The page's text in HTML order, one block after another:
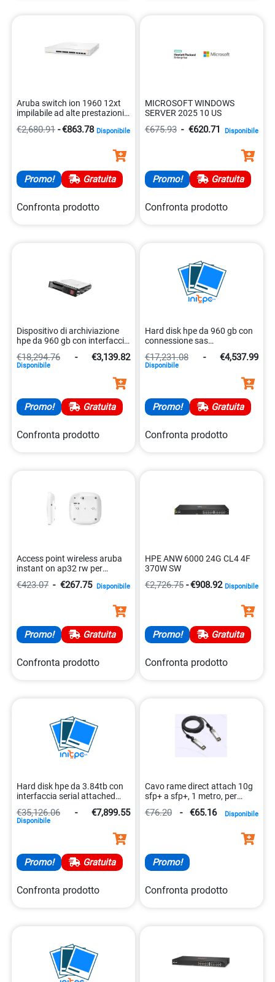
Aruba switch ion 1960 12xt
impilabile ad alte prestazioni
€2,680.91 - €863.78 Disponibile
Promo! Gratuita
Confronta prodotto
MICROSOFT WINDOWS
SERVER 2025 10 US
€675.93 - €620.71 Disponibile
Promo! Gratuita
Confronta prodotto
Dispositivo di archiviazione
hpe da 960 gb con interfaccia
€18,294.76 - €3,139.82
Disponibile
Promo! Gratuita
Confronta prodotto
Hard disk hpe da 960 gb con
connessione sas
€17,231.08 - €4,537.99
Disponibile
Promo! Gratuita
Confronta prodotto
Access point wireless aruba
instant on ap32 rw per
€423.07 - €267.75 Disponibile
Promo! Gratuita
Confronta prodotto
HPE ANW 6000 24G CL4 4F
370W SW
€2,726.75 - €908.92 Disponibile
Promo! Gratuita
Confronta prodotto
Hard disk hpe da 3.84tb con
interfaccia serial attached
€35,126.06 - €7,899.55
Disponibile
Promo! Gratuita
Confronta prodotto
Cavo rame direct attach 10g
sfp+ a sfp+, 1 metro, per
0190017566962
€76.20 - €65.16 Disponibile
Promo!
Confronta prodotto